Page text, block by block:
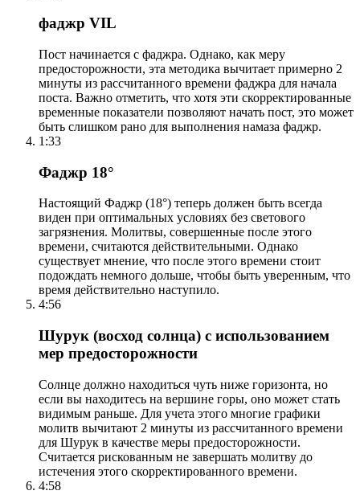
фаджр VIL
Пост начинается с фаджра. Однако, как меру
предосторожности, эта методика вычитает примерно 2
минуты из рассчитанного времени фаджра для начала
поста. Важно отметить, что хотя эти скорректированные
временные показатели позволяют начать пост, это может
быть слишком рано для выполнения намаза фаджр.
1:33
Фаджр 18°
Настоящий Фаджр (18°) теперь должен быть всегда
виден при оптимальных условиях без светового
загрязнения. Молитвы, совершенные после этого
времени, считаются действительными. Однако
существует мнение, что после этого времени стоит
подождать немного дольше, чтобы быть уверенным, что
время действительно наступило.
4:56
Шурук (восход солнца) с использованием
мер предосторожности
Солнце должно находиться чуть ниже горизонта, но
если вы находитесь на вершине горы, оно может стать
видимым раньше. Для учета этого многие графики
молитв вычитают 2 минуты из рассчитанного времени
для Шурук в качестве меры предосторожности.
Считается рискованным не завершать молитву до
истечения этого скорректированного времени.
4:58